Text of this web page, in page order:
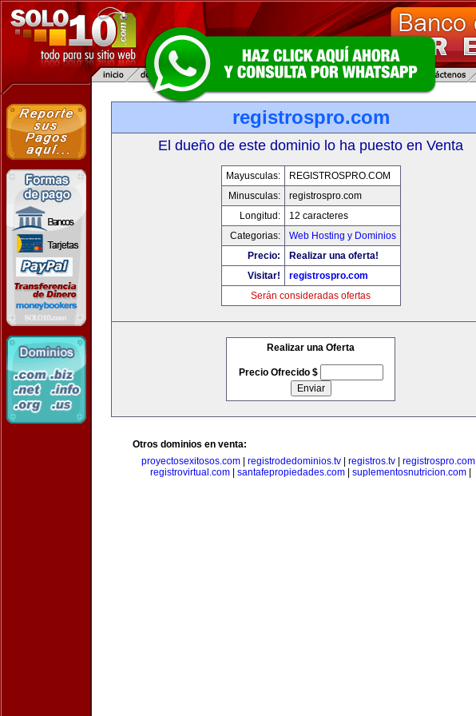
registrospro.com
El dueño de este dominio lo ha puesto en Venta
Mayusculas:
REGISTROSPRO.COM
Minusculas:
registrospro.com
Longitud:
12 caracteres
Categorias:
Web Hosting y Dominios
Precio:
Realizar una oferta!
Visitar!
registrospro.com
Serán consideradas ofertas
Realizar una Oferta
Precio Ofrecido $
Otros dominios en venta:
proyectosexitosos.com
registrodedominios.tv registros.tv registrospro.com
registrovirtual.com
santafepropiedades.com suplementosnutricion.com